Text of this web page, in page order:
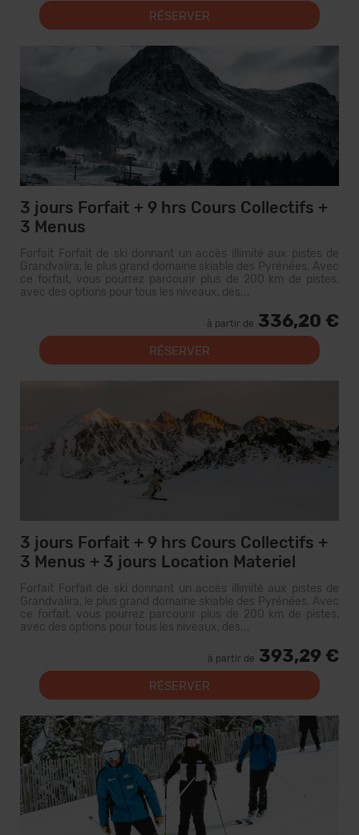
RÉSERVER
3 jours Forfait + 9 hrs Cours Collectifs +
3 Menus
Forfait Forfait de ski donnant un accès illimité aux pistes de
Grandvalira, le plus grand domaine skiable des Pyrénées. Avec
ce forfait, vous pourrez parcourir plus de 200 km de pistes,
avec des options pour tous les niveaux, des...
à partir de 336,20 €
RÉSERVER
3 jours Forfait + 9 hrs Cours Collectifs +
3 Menus + 3 jours Location Materiel
Forfait Forfait de ski donnant un accès illimité aux pistes de
Grandvalira, le plus grand domaine skiable des Pyrénées. Avec
ce forfait, vous pourrez parcourir plus de 200 km de pistes,
avec des options pour tous les niveaux, des...
à partir de 393,29 €
RÉSERVER